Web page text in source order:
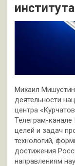
Михаил
деятельности
центра
Телеграм-
целей и задач
технологий,
достижения
направлениям